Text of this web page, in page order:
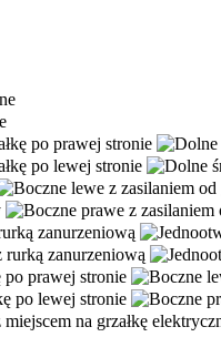
po prawej stronie
po lewej stronie
zanurzeniową
zanurzeniową
po prawej stronie
po lewej stronie
na grzałkę